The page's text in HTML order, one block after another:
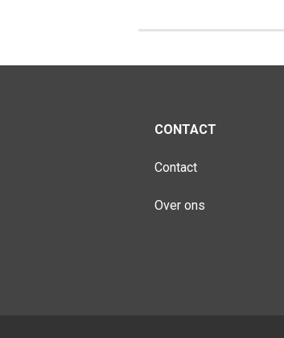
CONTACT
Contact
Over ons